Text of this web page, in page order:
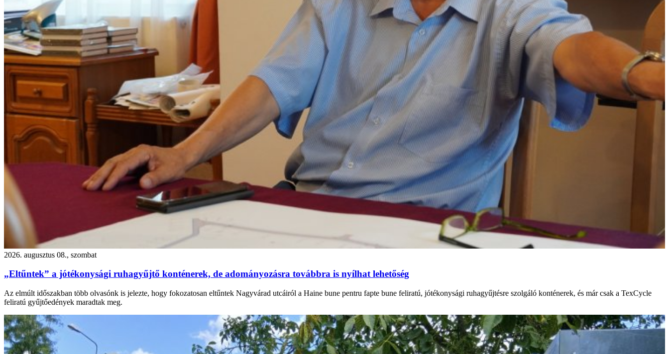
2026. augusztus 08., szombat
„Eltűntek” a jótékonysági ruhagyűjtő konténerek, de adományozásra továbbra is nyílhat lehetőség
Az elmúlt időszakban több olvasónk is jelezte, hogy fokozatosan eltűntek Nagyvárad utcáiról a Haine bune pentru fapte bune feliratú, jótékonysági ruhagyűjtésre szolgáló konténerek, és már csak a TexCycle
feliratú gyűjtőedények maradtak meg.